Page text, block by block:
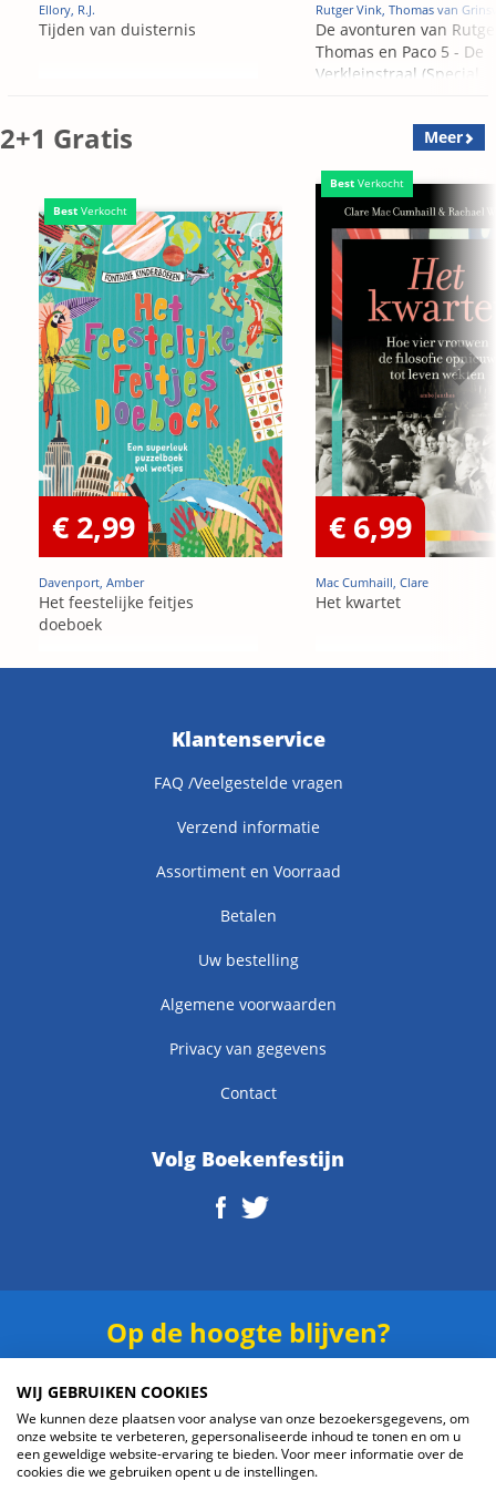
Ellory, R.J.
Tijden van duisternis
Rutger Vink, Thomas van
De avonturen van
Thomas en Paco 5 - De
Verkleinstraal (Special
2+1 Gratis Meer
Best Verkocht
€ 2,99
Davenport, Amber
Het feestelijke feitjes
doeboek
Best Verkocht
€ 6,99
Mac Cumhaill, Clare
Het kwartet
Klantenservice
FAQ /Veelgestelde vragen
Verzend informatie
Assortiment en Voorraad
Betalen
Uw bestelling
Algemene voorwaarden
Privacy van gegevens
Contact
Volg Boekenfestijn
Op de hoogte blijven?
WIJ GEBRUIKEN COOKIES
We kunnen deze plaatsen voor analyse van onze bezoekersgegevens, om
onze website te verbeteren, gepersonaliseerde inhoud te tonen en om u
een geweldige website-ervaring te bieden. Voor meer informatie over de
cookies die we gebruiken opent u de instellingen.